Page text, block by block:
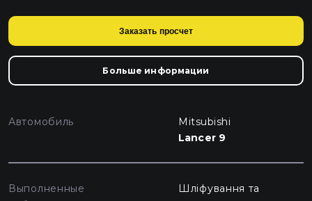
Заказать просчет
Больше информации
Автомобиль
Mitsubishi
Lancer 9
Выполненные
Шліфування та